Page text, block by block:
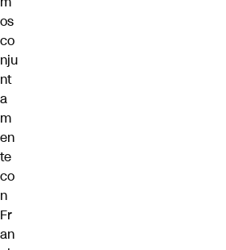
os
co
nju
nt
a
m
en
te
co
n
Fr
an